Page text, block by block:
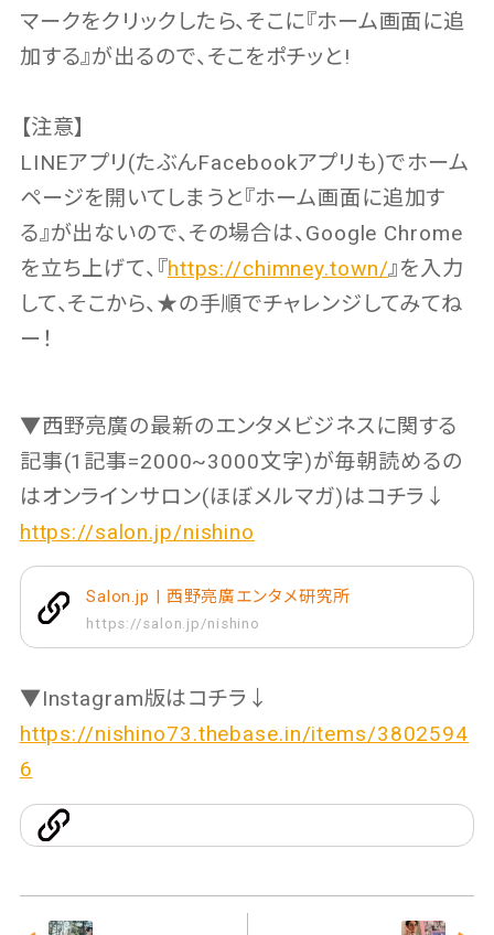
マークをクリックしたら、そこに『ホーム画面に追
加する』が出るので、そこをポチッと!
【注意】
LINEアプリ(たぶんFacebookアプリも)でホーム
ページを開いてしまうと『ホーム画面に追加す
る』が出ないので、その場合は、Google Chrome
を立ち上げて、『https://chimney.town/』を入力
して、そこから、★の手順でチャレンジしてみてね
ー！
▼西野亮廣の最新のエンタメビジネスに関する
記事(1記事=2000~3000文字)が毎朝読めるの
はオンラインサロン(ほぼメルマガ)はコチラ↓
https://salon.jp/nishino
Salon.jp | 西野亮廣エンタメ研究所
https://salon.jp/nishino
▼Instagram版はコチラ↓
https://nishino73.thebase.in/items/3802594
6